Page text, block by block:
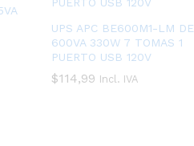
UPS APC BE600M1-LM DE
600VA 330W 7 TOMAS 1
PUERTO USB 120V
$114,99 Incl. IVA
$114,99